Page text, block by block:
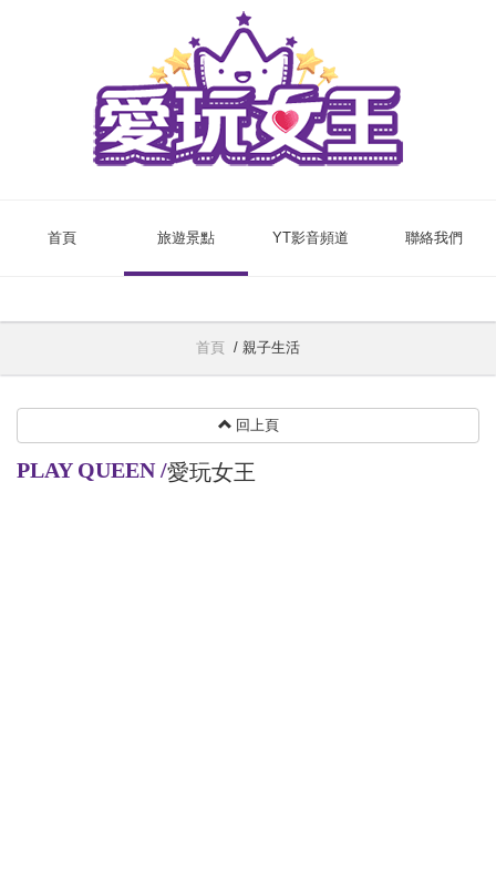
首頁 旅遊景點 YT影音頻道 聯絡我們
首頁 / 親子生活
回上頁
PLAY QUEEN/愛玩女王